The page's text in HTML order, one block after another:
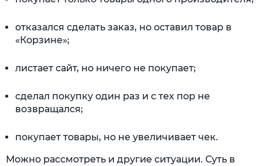
отказался сделать заказ, но оставил товар в
«Корзине»;
листает сайт, но ничего не покупает;
сделал покупку один раз и с тех пор не
возвращался;
покупает товары, но не увеличивает чек.
Можно рассмотреть и другие ситуации. Суть в